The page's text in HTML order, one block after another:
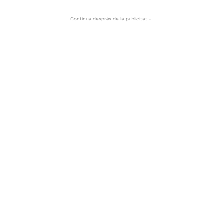
-Continua després de la publicitat -